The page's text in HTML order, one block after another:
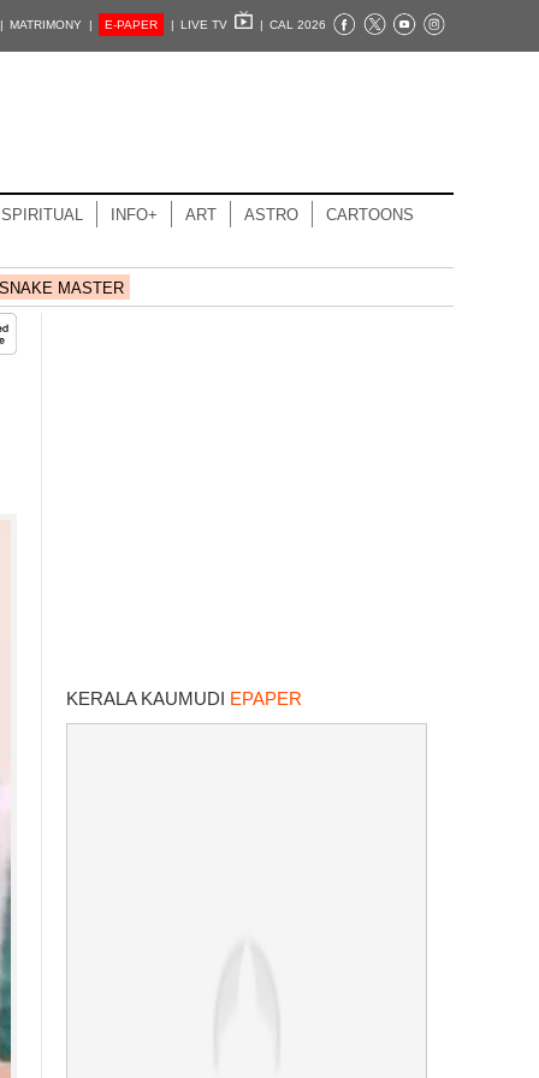
MATRIMONY | E-PAPER | LIVE TV | CAL 2026
SPIRITUAL INFO+ ART ASTRO CARTOONS
MASTER
KERALA KAUMUDI EPAPER